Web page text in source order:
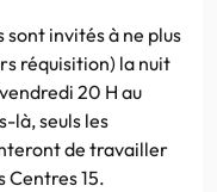
sont invités à ne plus
réquisition) la nuit
20 H au
là, seuls les
de travailler
Centres 15.